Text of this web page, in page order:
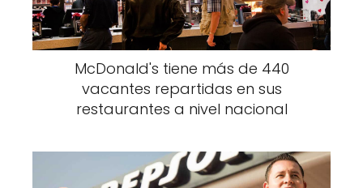
McDonald's tiene más de 440
vacantes repartidas en sus
restaurantes a nivel nacional